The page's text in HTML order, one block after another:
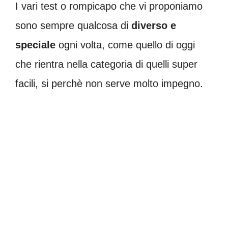
I vari test o rompicapo che vi proponiamo
sono sempre qualcosa di diverso e
speciale ogni volta, come quello di oggi
che rientra nella categoria di quelli super
facili, si perchè non serve molto impegno.